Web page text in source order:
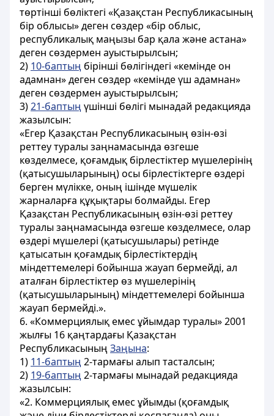
төртінші бөліктегі «Қазақстан Республикасының
бір облысы» деген сөздер «бір облыс,
республикалық маңызы бар қала және астана»
деген сөздермен ауыстырылсын;
2) 10-баптың бірінші бөлігіндегі «кемінде он
адамнан» деген сөздер «кемінде үш адамнан»
деген сөздермен ауыстырылсын;
3)21-баптың үшінші бөлігі мынадай редакцияда
жазылсын:
«Егер Қазақстан Республикасының өзін-өзі
реттеу туралы заңнамасында өзгеше
көзделмесе, қоғамдық бірлестіктер мүшелерінің
(қатысушыларының) осы бірлестіктерге өздері
берген мүлікке, оның ішінде мүшелік
жарналарға құқықтары болмайды. Егер
Қазақстан Республикасының өзін-өзі реттеу
туралы заңнамасында өзгеше көзделмесе, олар
өздері мүшелері (қатысушылары) ретінде
қатысатын қоғамдық бірлестіктердің
міндеттемелері бойынша жауап бермейді, ал
аталған бірлестіктер өз мүшелерінің
(қатысушыларының) міндеттемелері бойынша
жауап бермейді.».
6. «Коммерциялық емес ұйымдар туралы» 2001
жылғы 16 қаңтардағы Қазақстан
РеспубликасыныңЗаңына:
1) 11-баптың 2-тармағы алып тасталсын;
2) 19-баптың 2-тармағы мынадай редакцияда
жазылсын:
«2. Коммерциялық емес ұйымды (қоғамдық